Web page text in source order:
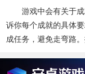
游戏中会有关于
诉你每个成就的具体
成任务，避免走弯路